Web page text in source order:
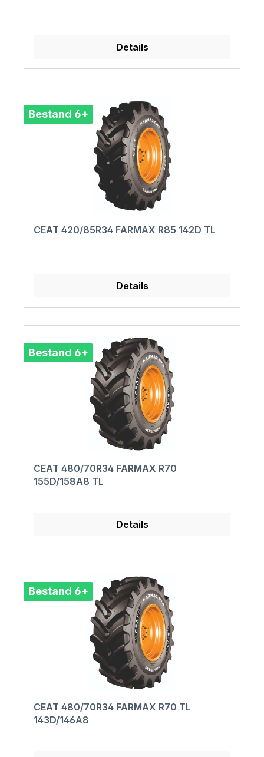
Details
Bestand 6+
CEAT 420/85R34 FARMAX R85 142D TL
Details
Bestand 6+
CEAT 480/70R34 FARMAX R70
155D/158A8 TL
Details
Bestand 6+
CEAT 480/70R34 FARMAX R70 TL
143D/146A8